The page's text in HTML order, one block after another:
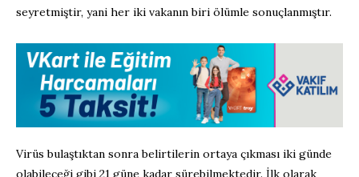
seyretmiştir, yani her iki vakanın biri ölümle sonuçlanmıştır.
Virüs bulaştıktan sonra belirtilerin ortaya çıkması iki günde
olabileceği gibi 21 güne kadar sürebilmektedir. İlk olarak